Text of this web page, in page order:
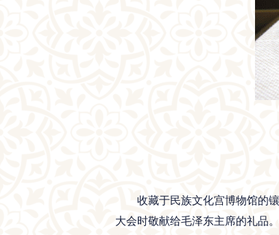
收藏于民族文化宫博物馆的镶
大会时敬献给毛泽东主席的礼品